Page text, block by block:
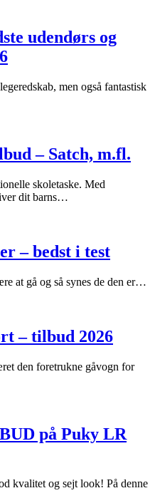
udendørs og
men også fantastisk
– Satch, m.fl.
skoletaske. Med
dit barns…
– bedst i test
at gå og så synes de den er…
– tilbud 2026
den foretrukne gåvogn for
på Puky LR
kvalitet og sejt look! På denne